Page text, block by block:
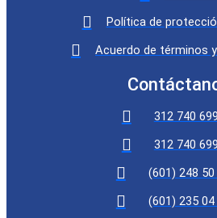
Política de
Acuerdo de términos
312 740
312 740
(601) 248 50
(601) 235 04